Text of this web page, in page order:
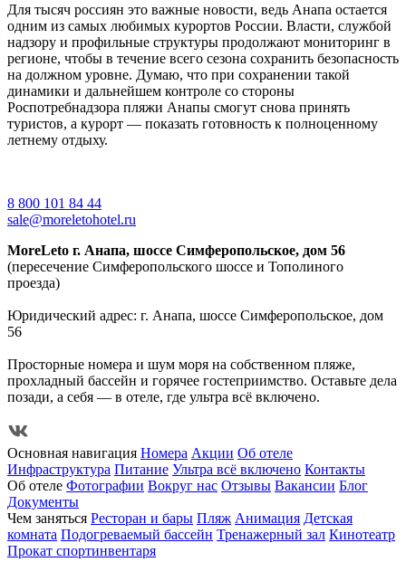
Для тысяч россиян это важные новости, ведь Анапа остается
одним из самых любимых курортов России. Власти, службой
надзору и профильные структуры продолжают мониторинг в
регионе, чтобы в течение всего сезона сохранить безопасность
на должном уровне. Думаю, что при сохранении такой
динамики и дальнейшем контроле со стороны
Роспотребнадзора пляжи Анапы смогут снова принять
туристов, а курорт — показать готовность к полноценному
летнему отдыху.
8 800 101 84 44
sale@moreletohotel.ru
MoreLeto г. Анапа, шоссе Симферопольское, дом 56
(пересечение Симферопольского шоссе и Тополиного
проезда)
Юридический адрес: г. Анапа, шоссе Симферопольское, дом
56
Просторные номера и шум моря на собственном пляже,
прохладный бассейн и горячее гостеприимство. Оставьте дела
позади, а себя — в отеле, где ультра всё включено.
Основная навигация Номера Акции Об отеле
Инфраструктура Питание Ультра всё включено Контакты
Об отеле Фотографии Вокруг нас Отзывы Вакансии Блог
Документы
Чем заняться Ресторан и бары Пляж Анимация Детская
комната Подогреваемый бассейн Тренажерный зал Кинотеатр
Прокат спортинвентаря